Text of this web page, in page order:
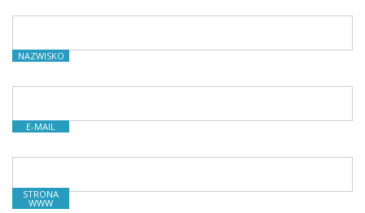
NAZWISKO
E-MAIL
STRONA
WWW